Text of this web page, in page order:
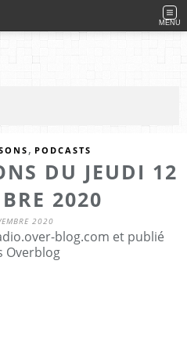
MENU
, PODCASTS
DU JEUDI 12
2020
2020
blog.com et publié
Overblog